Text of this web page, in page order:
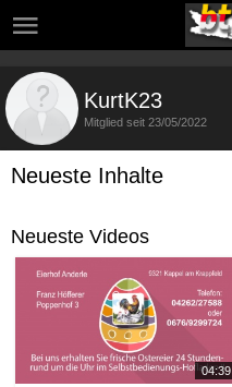
KurtK23
Mitglied seit 23/05/2022
Neueste Inhalte
Neueste Videos
04:39